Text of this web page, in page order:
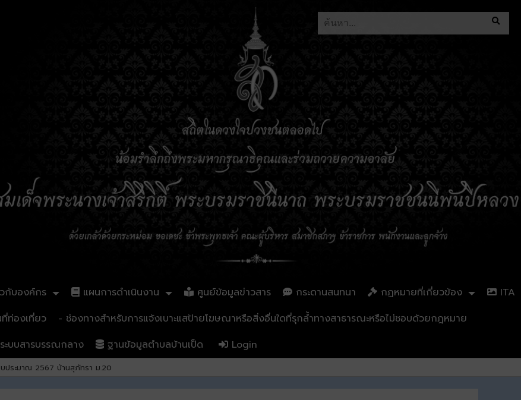
กับองค์กร แผนการดำเนินงาน ศูนย์ข้อมูลข่าวสาร กระดานสนทนา กฏหมายที่เกี่ยวข้อง
ITA
ท่องเที่ยว
- ช่องทางสำหรับการแจ้งเบาะแสป้ายโฆษณาหรือสิ่งอื่นใดที่รุกล้ำทางสาธารณะหรือไม่ชอบด้วยกฎหมาย
บบสารบรรณกลาง
ฐานข้อมูลตำบลบ้านเป็ด Login
ประมาณ 2567 บ้านสุภัทรา ม.20